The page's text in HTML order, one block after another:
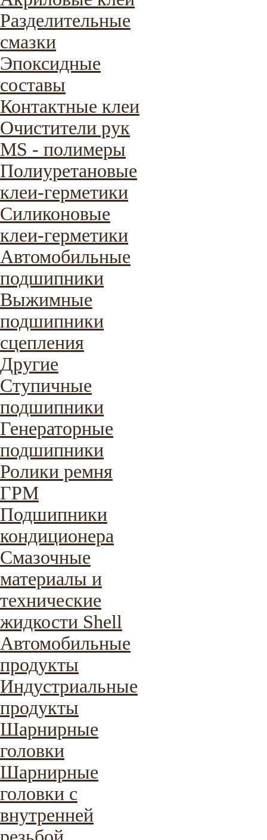
Разделительные
смазки
Эпоксидные
составы
Контактные клеи
Очистители рук
MS - полимеры
Полиуретановые
клеи-герметики
Силиконовые
клеи-герметики
Автомобильные
подшипники
Выжимные
подшипники
сцепления
Другие
Ступичные
подшипники
Генераторные
подшипники
Ролики ремня
ГРМ
Подшипники
кондиционера
Смазочные
материалы и
технические
жидкости Shell
Автомобильные
продукты
Индустриальные
продукты
Шарнирные
головки
Шарнирные
головки с
внутренней